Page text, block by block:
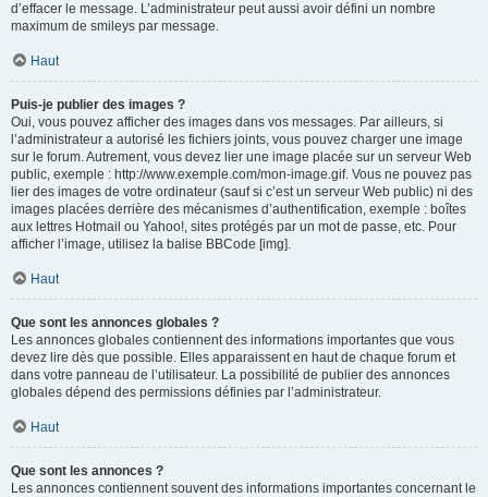
d’effacer le message. L’administrateur peut aussi avoir défini un nombre
maximum de smileys par message.
Haut
Puis-je publier des images ?
Oui, vous pouvez afficher des images dans vos messages. Par ailleurs, si
l’administrateur a autorisé les fichiers joints, vous pouvez charger une image
sur le forum. Autrement, vous devez lier une image placée sur un serveur Web
public, exemple : http://www.exemple.com/mon-image.gif. Vous ne pouvez pas
lier des images de votre ordinateur (sauf si c’est un serveur Web public) ni des
images placées derrière des mécanismes d’authentification, exemple : boîtes
aux lettres Hotmail ou Yahoo!, sites protégés par un mot de passe, etc. Pour
afficher l’image, utilisez la balise BBCode [img].
Haut
Que sont les annonces globales ?
Les annonces globales contiennent des informations importantes que vous
devez lire dès que possible. Elles apparaissent en haut de chaque forum et
dans votre panneau de l’utilisateur. La possibilité de publier des annonces
globales dépend des permissions définies par l’administrateur.
Haut
Que sont les annonces ?
Les annonces contiennent souvent des informations importantes concernant le